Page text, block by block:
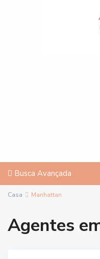
Busca Avançada
Casa Manhattan
Agentes